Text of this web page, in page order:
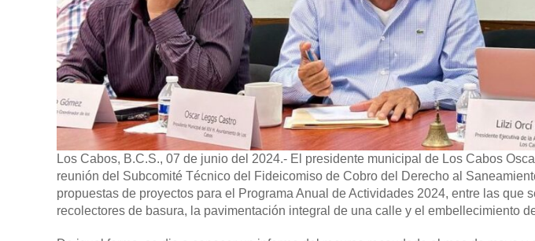
Los Cabos, B.C.S., 07 de junio del 2024.- El presidente municipal de Los Cabos
reunión del Subcomité Técnico del Fideicomiso de Cobro del Derecho al
propuestas de proyectos para el Programa Anual de Actividades 2024, entre las que
recolectores de basura, la pavimentación integral de una calle y el embellecimiento